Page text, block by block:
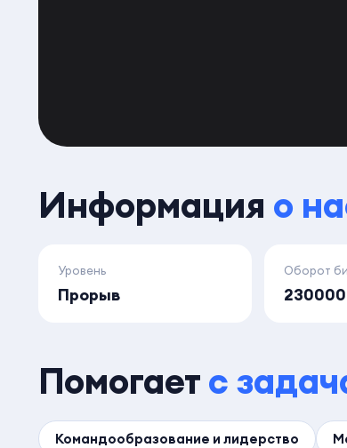
Информация о
Уровень
Прорыв
Оборот
Помогаетс
Командообразование и лидерство